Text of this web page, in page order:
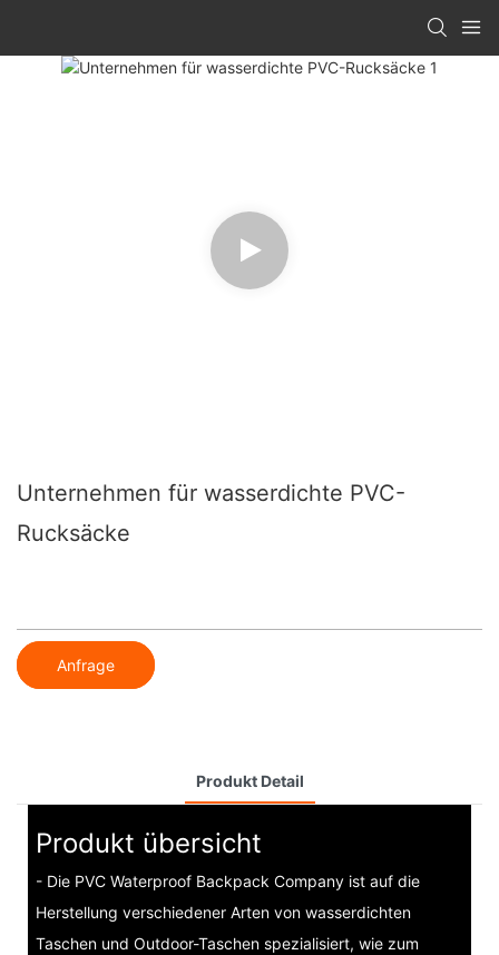
Unternehmen für wasserdichte PVC-
Rucksäcke
Anfrage
Produkt Detail
Produkt übersicht
- Die PVC Waterproof Backpack Company ist auf die
Herstellung verschiedener Arten von wasserdichten
Taschen und Outdoor-Taschen spezialisiert, wie zum